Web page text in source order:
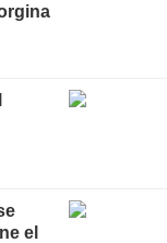
el